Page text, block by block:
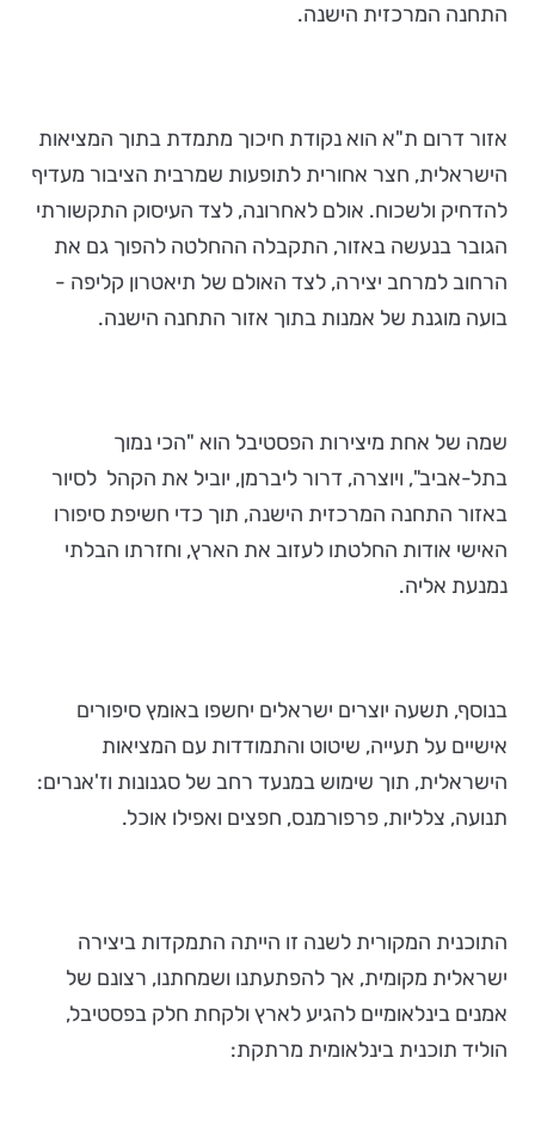
התחנה המרכזית הישנה.
אזור דרום ת"א הוא נקודת חיכוך מתמדת בתוך המציאות
הישראלית, חצר אחורית לתופעות שמרבית הציבור מעדיף
להדחיק ולשכוח. אולם לאחרונה, לצד העיסוק התקשורתי
הגובר בנעשה באזור, התקבלה ההחלטה להפוך גם את
הרחוב למרחב יצירה, לצד האולם של תיאטרון קליפה -
בועה מוגנת של אמנות בתוך אזור התחנה הישנה.
שמה של אחת מיצירות הפסטיבל הוא "הכי נמוך
בתל-אביב", ויוצרה, דרור ליברמן, יוביל את הקהל לסיור
באזור התחנה המרכזית הישנה, תוך כדי חשיפת סיפורו
האישי אודות החלטתו לעזוב את הארץ, וחזרתו הבלתי
נמנעת אליה.
בנוסף, תשעה יוצרים ישראלים יחשפו באומץ סיפורים
אישיים על תעייה, שיטוט והתמודדות עם המציאות
הישראלית, תוך שימוש במנעד רחב של סגנונות וז'אנרים:
תנועה, צלליות, פרפורמנס, חפצים ואפילו אוכל.
התוכנית המקורית לשנה זו הייתה התמקדות ביצירה
ישראלית מקומית, אך להפתעתנו ושמחתנו, רצונם של
אמנים בינלאומיים להגיע לארץ ולקחת חלק בפסטיבל,
הוליד תוכנית בינלאומית מרתקת: